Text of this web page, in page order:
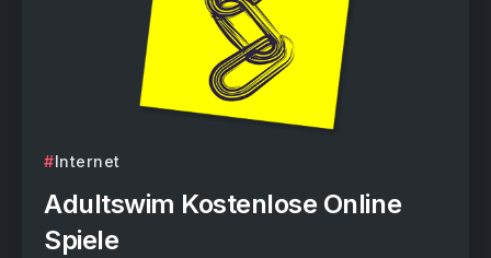
Internet
Adultswim Kostenlose Online
Spiele